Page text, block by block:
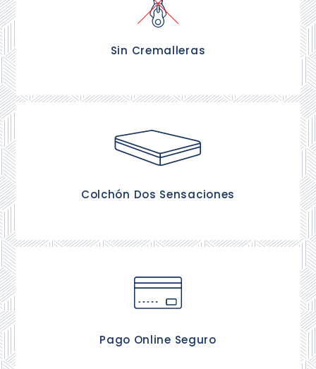
Sin Cremalleras
Te ofrecemos un colchón que no tendrás que
cambiar la funda por rotura, con un protector
Colchón Dos Sensaciones
Te ofrecemos un colchón con dos caras diferentes
una mas adaptable y otra mas firme. Tu eliges
como quieres dormir.
Pago Online Seguro
Podrás pagar de forma segura la compra de tu